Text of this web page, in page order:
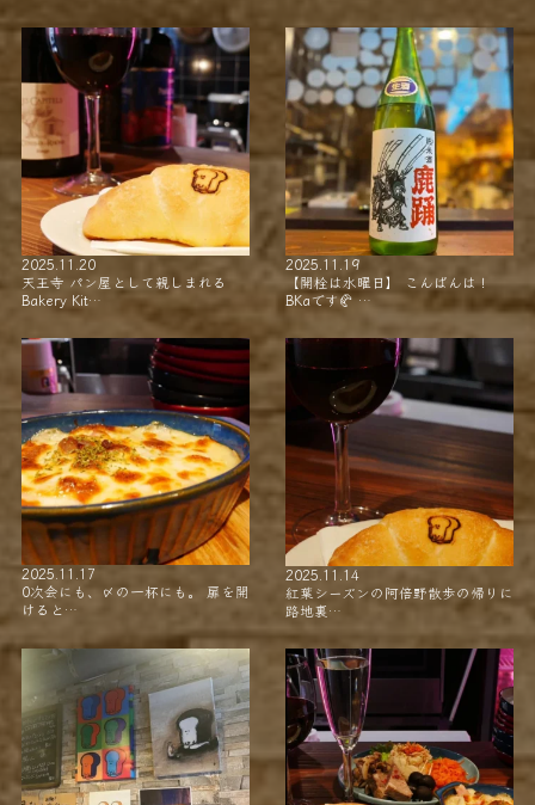
2025.11.20
天王寺 パン屋として親しまれる
Bakery Kit…
2025.11.19
【開栓は水曜日】 こんばんは！
BKaです🥐 …
2025.11.17
0次会にも、〆の一杯にも。 扉を開
けると…
2025.11.14
紅葉シーズンの阿倍野散歩の帰りに
路地裏…